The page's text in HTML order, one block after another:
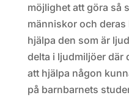
möjlighet att göra så
människor och
hjälpa den som är
delta i ljudmiljöer där
att hjälpa någon
på barnbarnets